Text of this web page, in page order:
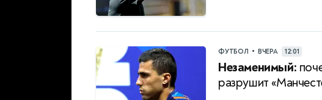
ФУТБОЛ • ВЧЕРА 12:01
Незаменимый:
разрушит